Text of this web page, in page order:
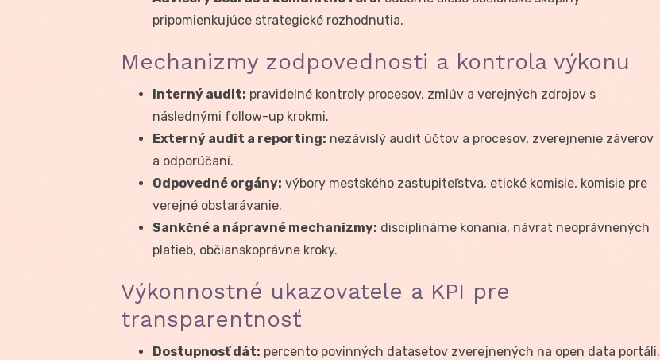
pripomienkujúce strategické rozhodnutia.
Mechanizmy zodpovednosti a kontrola výkonu
Interný audit: pravidelné kontroly procesov, zmlúv a verejných zdrojov s
následnými follow-up krokmi.
Externý audit a reporting: nezávislý audit účtov a procesov, zverejnenie záverov
a odporúčaní.
Odpovedné orgány: výbory mestského zastupiteľstva, etické komisie, komisie pre
verejné obstarávanie.
Sankčné a nápravné mechanizmy: disciplinárne konania, návrat neoprávnených
platieb, občianskoprávne kroky.
Výkonnostné ukazovatele a KPI pre
transparentnosť
Dostupnosť dát: percento povinných datasetov zverejnených na open data portáli.